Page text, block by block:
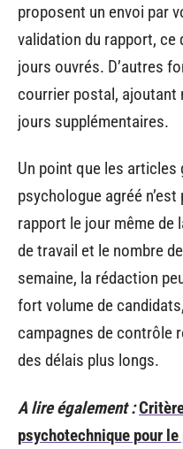
proposent un envoi par
validation du rapport, ce
jours ouvrés. D’autres
courrier postal, ajoutant
jours supplémentaires.
Un point que les
psychologue agréé
rapport le jour même de
de travail et le nombre
semaine, la rédaction
fort volume de
campagnes de contrôle
des délais plus longs.
A lire également :
psychotechnique pour